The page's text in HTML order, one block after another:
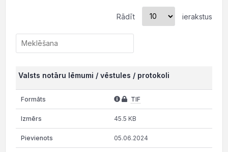
Rādīt ierakstus
Valsts notāru lēmumi / vēstules / protokoli
TIF
45.5 KB
05.06.2024